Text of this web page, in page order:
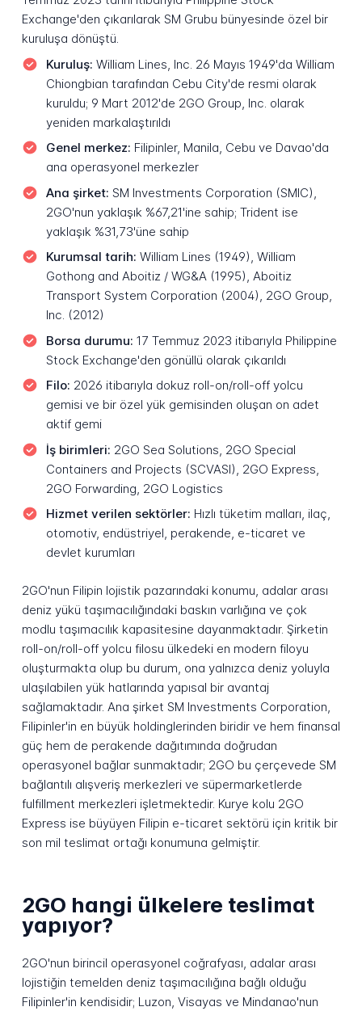
Exchange'den çıkarılarak SM Grubu bünyesinde özel bir
kuruluşa dönüştü.
Kuruluş: William Lines, Inc. 26 Mayıs 1949'da William
Chiongbian tarafından Cebu City'de resmi olarak
kuruldu; 9 Mart 2012'de 2GO Group, Inc. olarak
yeniden markalaştırıldı
Genel merkez: Filipinler, Manila, Cebu ve Davao'da
ana operasyonel merkezler
Ana şirket: SM Investments Corporation (SMIC),
2GO'nun yaklaşık %67,21'ine sahip; Trident ise
yaklaşık %31,73'üne sahip
Kurumsal tarih: William Lines (1949), William
Gothong and Aboitiz / WG&A (1995), Aboitiz
Transport System Corporation (2004), 2GO Group,
Inc. (2012)
Borsa durumu: 17 Temmuz 2023 itibarıyla Philippine
Stock Exchange'den gönüllü olarak çıkarıldı
Filo: 2026 itibarıyla dokuz roll-on/roll-off yolcu
gemisi ve bir özel yük gemisinden oluşan on adet
aktif gemi
İş birimleri: 2GO Sea Solutions, 2GO Special
Containers and Projects (SCVASI), 2GO Express,
2GO Forwarding, 2GO Logistics
Hizmet verilen sektörler: Hızlı tüketim malları, ilaç,
otomotiv, endüstriyel, perakende, e-ticaret ve
devlet kurumları
2GO'nun Filipin lojistik pazarındaki konumu, adalar arası
deniz yükü taşımacılığındaki baskın varlığına ve çok
modlu taşımacılık kapasitesine dayanmaktadır. Şirketin
roll-on/roll-off yolcu filosu ülkedeki en modern filoyu
oluşturmakta olup bu durum, ona yalnızca deniz yoluyla
ulaşılabilen yük hatlarında yapısal bir avantaj
sağlamaktadır. Ana şirket SM Investments Corporation,
Filipinler'in en büyük holdinglerinden biridir ve hem finansal
güç hem de perakende dağıtımında doğrudan
operasyonel bağlar sunmaktadır; 2GO bu çerçevede SM
bağlantılı alışveriş merkezleri ve süpermarketlerde
fulfillment merkezleri işletmektedir. Kurye kolu 2GO
Express ise büyüyen Filipin e-ticaret sektörü için kritik bir
son mil teslimat ortağı konumuna gelmiştir.
2GO hangi ülkelere teslimat
yapıyor?
2GO'nun birincil operasyonel coğrafyası, adalar arası
lojistiğin temelden deniz taşımacılığına bağlı olduğu
Filipinler'in kendisidir; Luzon, Visayas ve Mindanao'nun